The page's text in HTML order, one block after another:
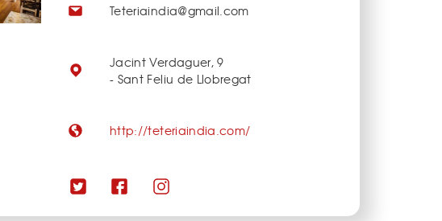
Teteriaindia@gmail.com
Jacint Verdaguer, 9
- Sant Feliu de Llobregat
http://teteriaindia.com/